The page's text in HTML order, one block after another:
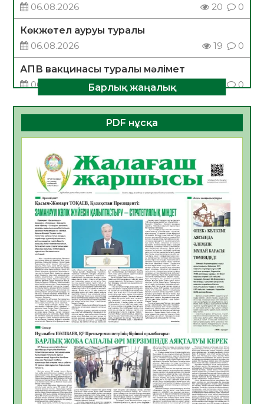
06.08.2026
20 0
Көкжөтел ауруы туралы
06.08.2026
19 0
АПВ вакцинасы туралы мәлімет
06.08.2026
0
Open Air: Қызылорда облысы полиция
департаменті 20 мыңнан астам
көрерменнің қауіпсіздігін қамтамасыз етті
ҚЫЗЫЛОРДАДА «САНАЛЫ ҰРПАҚ –
ЖАРҚЫН БОЛАШАҚ» АТТЫ КЕҢЕЙТІЛГЕН
МӘЖІЛІС ӨТТІ
05.08.2026
32
Қазақстан Орталық Азиядағы көшуге ең
қолайлы ел атанды
05.08.2026
33
Өрт қауіпсіздігі талаптарын сақтау – әр
азаматтың міндеті
05.08.2026
33
Руслан Рүстемұлы облыс әкімінің
кеңесшісі болып тағайындалды
05.08.2026
31
Цифрландыру саласын дамыту аясында
салынатын жаңа орталықтың жобасы
Барлық жаңалық
PDF нұсқа